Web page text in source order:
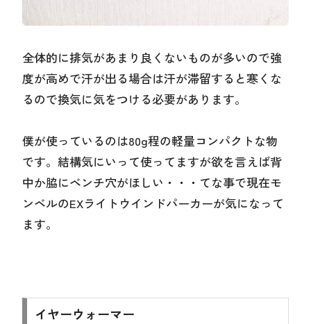
全体的に排気があまり良くないものが多いので強
度が高めで汗が出る場合は汗が滞留すると寒くな
るので換気に気をつける必要があります。
僕が使っているのは80g程の軽量コンパクトな物
です。結構気にいって使ってますが欲を言えば背
中か脇にベンチ穴がほしい・・・てな事で現在モ
ンベルのEXライトウインドパーカーが気になって
ます。
イヤーウォーマー